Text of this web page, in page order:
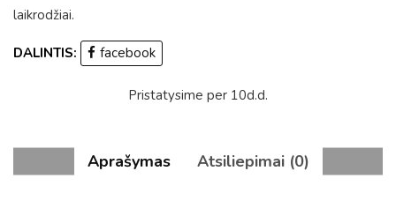
laikrodžiai.
DALINTIS: facebook
Pristatysime per 10d.d.
Aprašymas Atsiliepimai (0)